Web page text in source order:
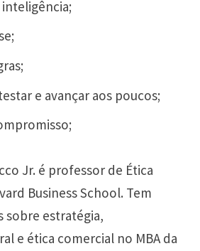
e avançar aos poucos;
Jr. é professor de Ética
Business School. Tem
sobre estratégia,
e ética comercial no MBA da